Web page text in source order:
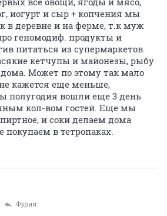
иогурт и сыр + копчения мы
в деревне и на ферме, т.к муж
геномодиф. продукты и
питаться из супермаркетов.
кетчупы и майонезы, рыбу
Может по этому так мало
кажется еще меньше,
полугодия вошли еще 3 день
кол-вом гостей. Еще мы
и соки делаем дома
в тетропаках.
Фурия